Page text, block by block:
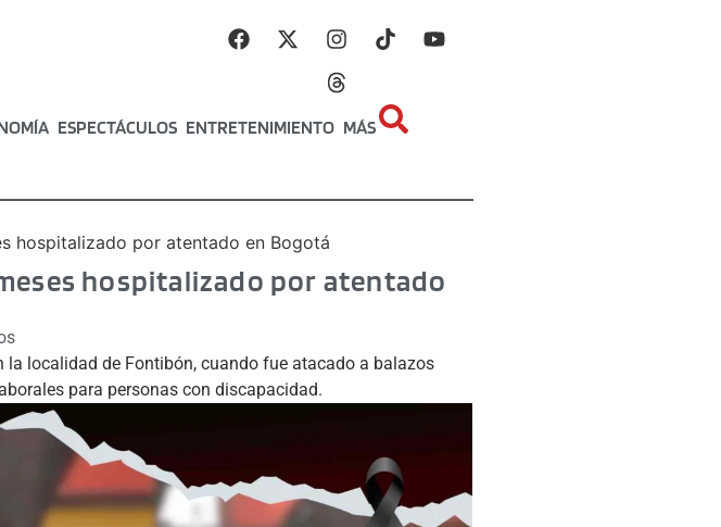
ESPECTÁCULOS ENTRETENIMIENTO MÁS
hospitalizado por atentado en Bogotá
hospitalizado por atentado
la localidad de Fontibón, cuando fue atacado a balazos
para personas con discapacidad.